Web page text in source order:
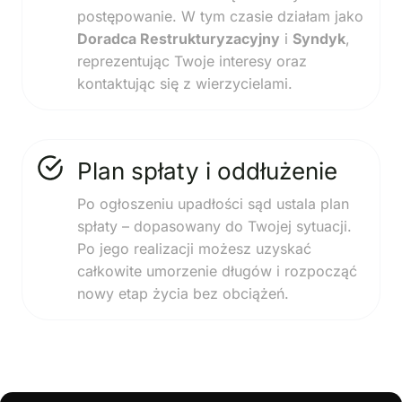
postępowanie. W tym czasie działam jako
Doradca Restrukturyzacyjny i Syndyk,
reprezentując Twoje interesy oraz
kontaktując się z wierzycielami.
Plan spłaty i oddłużenie
Po ogłoszeniu upadłości sąd ustala plan
spłaty – dopasowany do Twojej sytuacji.
Po jego realizacji możesz uzyskać
całkowite umorzenie długów i rozpocząć
nowy etap życia bez obciążeń.